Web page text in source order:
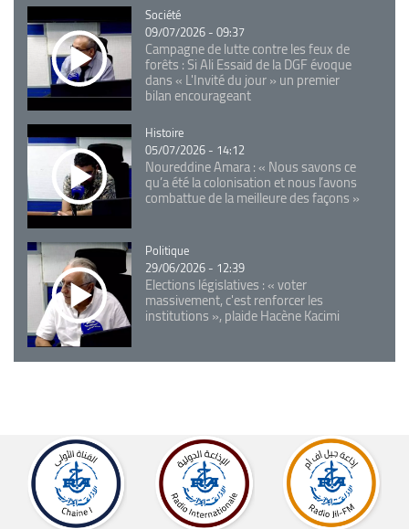
Catégorie
Société
09/07/2026 - 09:37
Campagne de lutte contre les feux de
forêts : Si Ali Essaid de la DGF évoque
dans « L'Invité du jour » un premier
bilan encourageant
Catégorie
Histoire
05/07/2026 - 14:12
Noureddine Amara : « Nous savons ce
qu’a été la colonisation et nous l’avons
combattue de la meilleure des façons »
Catégorie
Politique
29/06/2026 - 12:39
Elections législatives : « voter
massivement, c'est renforcer les
institutions », plaide Hacène Kacimi